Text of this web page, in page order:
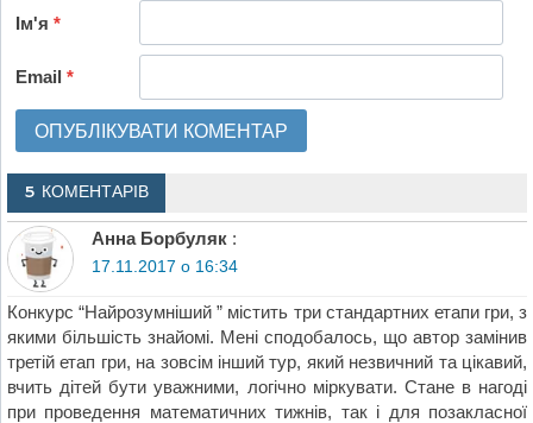
Ім'я*
Email*
5 КОМЕНТАРІВ
Анна Борбуляк :
17.11.2017 о 16:34
Конкурс “Найрозумніший ” містить три стандартних етапи гри, з
якими більшість знайомі. Мені сподобалось, що автор замінив
третій етап гри, на зовсім інший тур, який незвичний та цікавий,
вчить дітей бути уважними, логічно міркувати. Стане в нагоді
при проведення математичних тижнів, так і для позакласної